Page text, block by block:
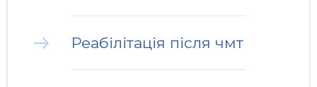
Реабілітація після чмт